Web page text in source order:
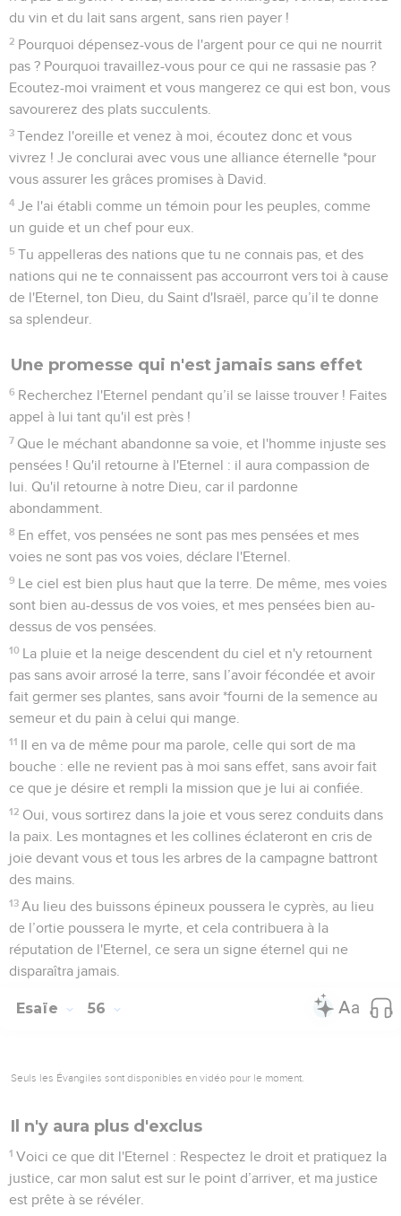
du vin et du lait sans argent, sans rien payer !
2 Pourquoi dépensez-vous de l'argent pour ce qui ne nourrit
pas ? Pourquoi travaillez-vous pour ce qui ne rassasie pas ?
Ecoutez-moi vraiment et vous mangerez ce qui est bon, vous
savourerez des plats succulents.
3 Tendez l'oreille et venez à moi, écoutez donc et vous
vivrez ! Je conclurai avec vous une alliance éternelle *pour
vous assurer les grâces promises à David.
4 Je l'ai établi comme un témoin pour les peuples, comme
un guide et un chef pour eux.
5 Tu appelleras des nations que tu ne connais pas, et des
nations qui ne te connaissent pas accourront vers toi à cause
de l'Eternel, ton Dieu, du Saint d'Israël, parce qu’il te donne
sa splendeur.
Une promesse qui n'est jamais sans effet
6 Recherchez l'Eternel pendant qu’il se laisse trouver ! Faites
appel à lui tant qu'il est près !
7 Que le méchant abandonne sa voie, et l'homme injuste ses
pensées ! Qu'il retourne à l'Eternel : il aura compassion de
lui. Qu'il retourne à notre Dieu, car il pardonne
abondamment.
8 En effet, vos pensées ne sont pas mes pensées et mes
voies ne sont pas vos voies, déclare l'Eternel.
9 Le ciel est bien plus haut que la terre. De même, mes voies
sont bien au-dessus de vos voies, et mes pensées bien au-
dessus de vos pensées.
10 La pluie et la neige descendent du ciel et n'y retournent
pas sans avoir arrosé la terre, sans l’avoir fécondée et avoir
fait germer ses plantes, sans avoir *fourni de la semence au
semeur et du pain à celui qui mange.
11 Il en va de même pour ma parole, celle qui sort de ma
bouche : elle ne revient pas à moi sans effet, sans avoir fait
ce que je désire et rempli la mission que je lui ai confiée.
12 Oui, vous sortirez dans la joie et vous serez conduits dans
la paix. Les montagnes et les collines éclateront en cris de
joie devant vous et tous les arbres de la campagne battront
des mains.
13 Au lieu des buissons épineux poussera le cyprès, au lieu
de l’ortie poussera le myrte, et cela contribuera à la
réputation de l'Eternel, ce sera un signe éternel qui ne
disparaîtra jamais.
Esaïe 56
Seuls les Évangiles sont disponibles en vidéo pour le moment.
Il n'y aura plus d'exclus
1 Voici ce que dit l'Eternel : Respectez le droit et pratiquez la
justice, car mon salut est sur le point d’arriver, et ma justice
est prête à se révéler.